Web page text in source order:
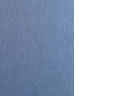
הנחת אתר